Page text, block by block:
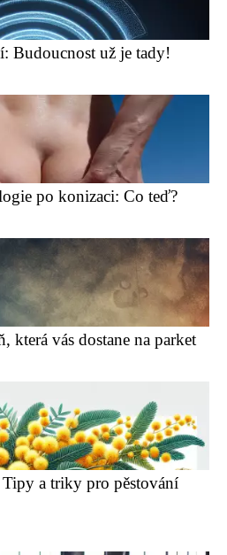
Budoucnost už je tady!
po konizaci: Co teď?
která vás dostane na parket
a triky pro pěstování